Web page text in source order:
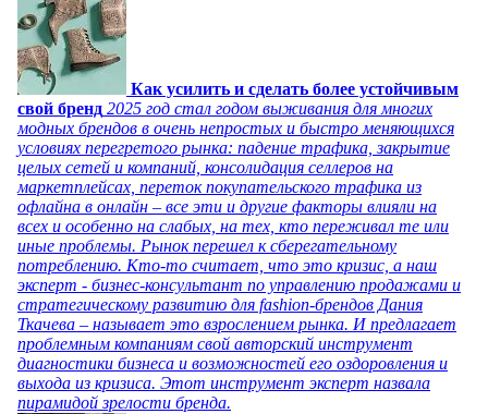
Как усилить и сделать более устойчивым
свой бренд 2025 год стал годом выживания для многих
модных брендов в очень непростых и быстро меняющихся
условиях перегретого рынка: падение трафика, закрытие
целых сетей и компаний, консолидация селлеров на
маркетплейсах, переток покупательского трафика из
офлайна в онлайн – все эти и другие факторы влияли на
всех и особенно на слабых, на тех, кто переживал те или
иные проблемы. Рынок перешел к сберегательному
потреблению. Кто-то считает, что это кризис, а наш
эксперт - бизнес-консультант по управлению продажами и
стратегическому развитию для fashion-брендов Дания
Ткачева – называет это взрослением рынка. И предлагает
проблемным компаниям свой авторский инструмент
диагностики бизнеса и возможностей его оздоровления и
выхода из кризиса. Этот инструмент эксперт назвала
пирамидой зрелости бренда.